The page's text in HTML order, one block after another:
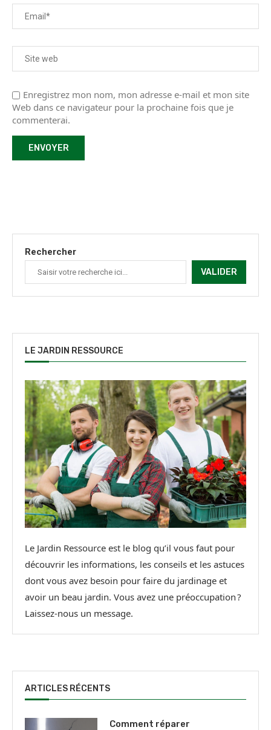
Enregistrez mon nom, mon adresse e-mail et mon site
Web dans ce navigateur pour la prochaine fois que je
commenterai.
Rechercher
VALIDER
LE JARDIN RESSOURCE
Le Jardin Ressource est le blog qu’il vous faut pour
découvrir les informations, les conseils et les astuces
dont vous avez besoin pour faire du jardinage et
avoir un beau jardin. Vous avez une préoccupation ?
Laissez-nous un message.
ARTICLES RÉCENTS
Comment réparer